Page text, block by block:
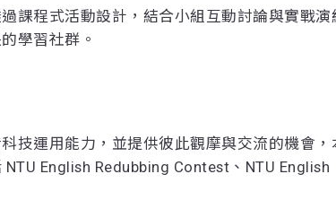
課程式活動設計，結合小組互動討論與實戰演
學習社群。
技運用能力，並提供彼此觀摩與交流的機會，
English Redubbing Contest、NTU English